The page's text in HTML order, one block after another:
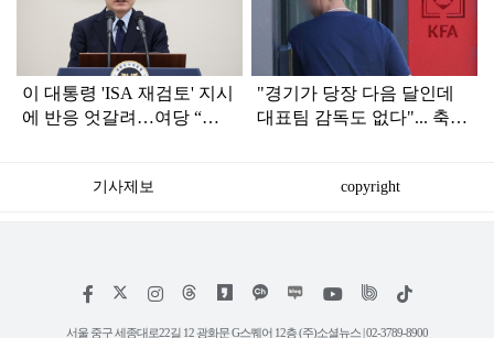
이 대통령 'ISA 재검토' 지시
에 반응 엇갈려…여당 “적
"경기가 당장 다음 달인데
대표팀 감독도 없다"... 축구
기사제보 copyright
페
스
인
타
위
트
틱
서울 중구 세종대로22길 12 광화문 G스퀘어 12층 (주)소셜뉴스 | 02-3789-8900